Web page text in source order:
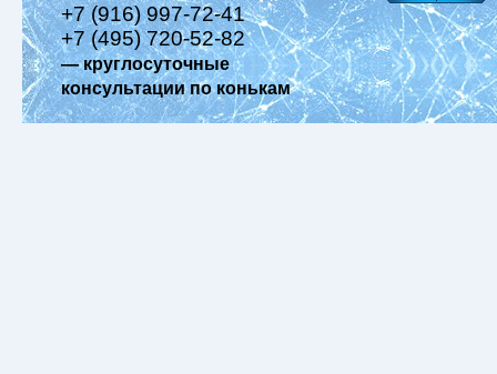
+7 (916) 997-72-41
+7 (495) 720-52-82
— круглосуточные
консультации по конькам